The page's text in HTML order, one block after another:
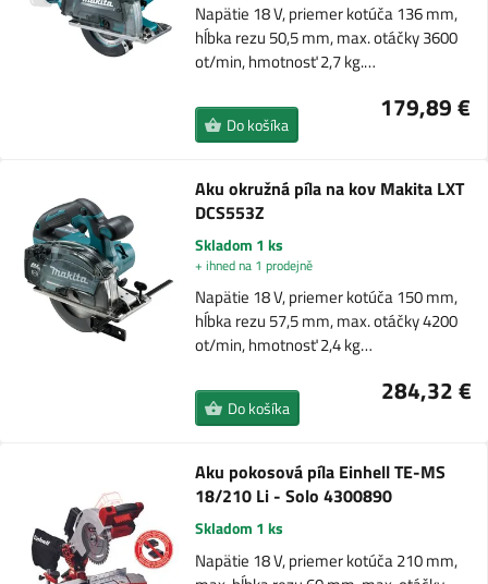
Napätie 18 V, priemer kotúča 136 mm,
hĺbka rezu 50,5 mm, max. otáčky 3600
ot/min, hmotnosť 2,7 kg.…
179,89 €
Do košíka
Aku okružná píla na kov Makita LXT
DCS553Z
Skladom 1 ks
+ ihned na 1 prodejně
Napätie 18 V, priemer kotúča 150 mm,
hĺbka rezu 57,5 ​​mm, max. otáčky 4200
ot/min, hmotnosť 2,4 kg…
284,32 €
Do košíka
Aku pokosová píla Einhell TE-MS
18/210 Li - Solo 4300890
Skladom 1 ks
Napätie 18 V, priemer kotúča 210 mm,